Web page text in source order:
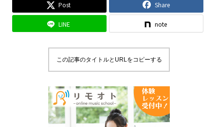
Post Share
LINE note
この記事のタイトルとURLをコピーする